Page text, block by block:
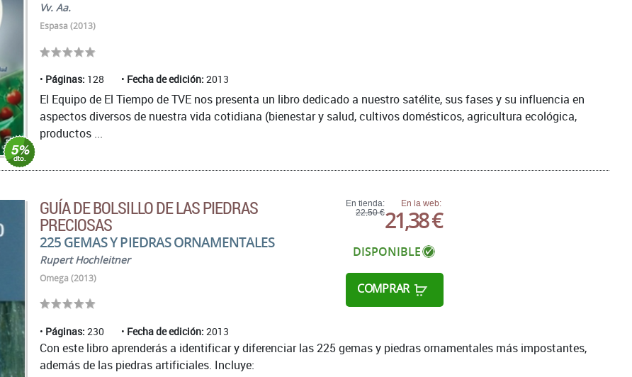
Vv. Aa.
Espasa (2013)
Páginas: 128 Fecha de edición: 2013
El Equipo de El Tiempo de TVE nos presenta un libro dedicado a nuestro satélite, sus fases y su influencia en
aspectos diversos de nuestra vida cotidiana (bienestar y salud, cultivos domésticos, agricultura ecológica,
productos ...
GUÍA DE BOLSILLO DE LAS PIEDRAS
PRECIOSAS
225 GEMAS Y PIEDRAS ORNAMENTALES
Rupert Hochleitner
Omega (2013)
Páginas: 230 Fecha de edición: 2013
En tienda:
22,50 €
En la web:
21,38 €
DISPONIBLE
COMPRAR
Con este libro aprenderás a identificar y diferenciar las 225 gemas y piedras ornamentales más impostantes,
además de las piedras artificiales. Incluye: